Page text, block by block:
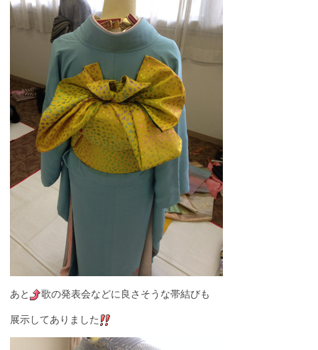
あと 歌の発表会などに良さそうな帯結びも
展示してありました